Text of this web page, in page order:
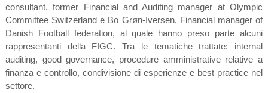
consultant, former Financial and Auditing manager at Olympic
Committee Switzerland e Bo Grøn-Iversen, Financial manager of
Danish Football federation, al quale hanno preso parte alcuni
rappresentanti della FIGC. Tra le tematiche trattate: internal
auditing, good governance, procedure amministrative relative a
finanza e controllo, condivisione di esperienze e best practice nel
settore.